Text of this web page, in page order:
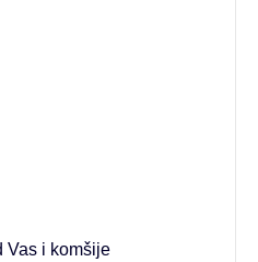
Vas i komšije